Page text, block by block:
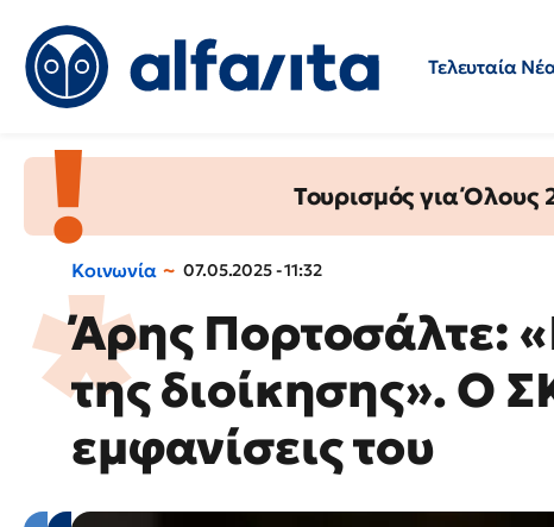
Τελευταία
Τουρισμός για
Κοινωνία 07.05.2025 - 11:32
Άρης Πορτοσάλτε:
της διοίκησης». Ο
εμφανίσεις του